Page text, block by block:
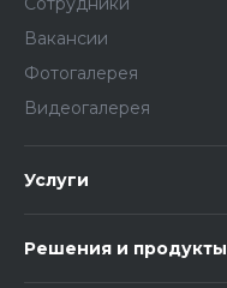
Вакансии
Фотогалерея
Видеогалерея
Услуги
Решения и продукты